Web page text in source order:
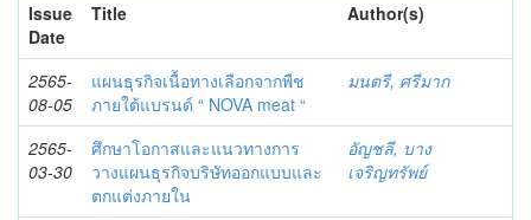
Issue
Date
Title Author(s)
2565-
08-05
แผนธุรกิจเนื้อทางเลือกจากพืช
ภายใต้แบรนด์ “ NOVA meat “
มนตรี, ศรีมาก
2565-
03-30
ศึกษาโอกาสและแนวทางการ
วางแผนธุรกิจบริษัทออกแบบและ
ตกแต่งภายใน
อัญชลี, บาง
เจริญทรัพย์